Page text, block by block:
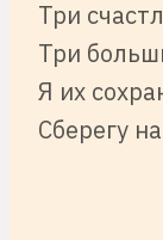
Три
Три
Я их
Сберегу